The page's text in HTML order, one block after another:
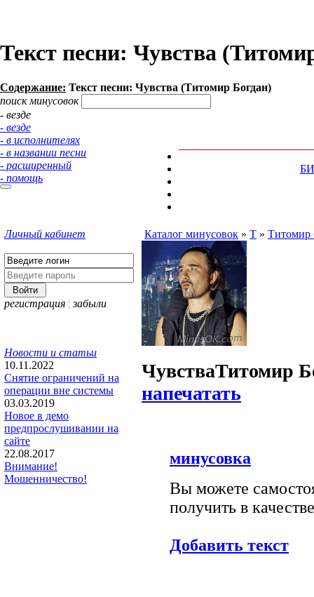
Текст песни: Чувства
Содержание: Текст песни: Чувства (Титомир Богдан)
поиск минусовок
- везде
- везде
- в исполнителях
- в названии песни
- расширенный
- помощь
Личный кабинет
регистрация ¦ забыли
Новости и статьи
10.11.2022
Снятие ограничений на
операции вне системы
03.03.2019
Новое в демо
предпрослушивании на
сайте
22.08.2017
Внимание!
Мошенничество!
Каталог минусовок » Т » Титомир
ЧувстваТитомир
напечатать
минусовка
Вы можете
получить в
Добавить текст